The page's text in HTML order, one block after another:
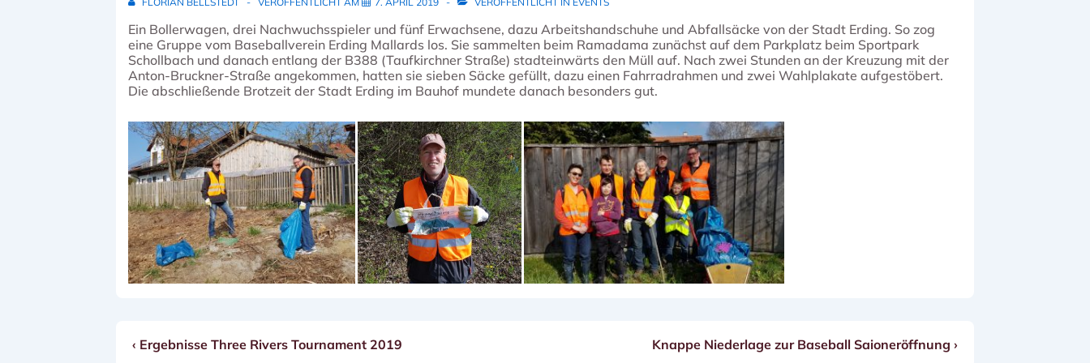
Ein Bollerwagen, drei Nachwuchsspieler und fünf Erwachsene, dazu Arbeitshandschuhe und Abfallsäcke von der Stadt Erding. So zog
eine Gruppe vom Baseballverein Erding Mallards los. Sie sammelten beim Ramadama zunächst auf dem Parkplatz beim Sportpark
Schollbach und danach entlang der B388 (Taufkirchner Straße) stadteinwärts den Müll auf. Nach zwei Stunden an der Kreuzung mit der
Anton-Bruckner-Straße angekommen, hatten sie sieben Säcke gefüllt, dazu einen Fahrradrahmen und zwei Wahlplakate aufgestöbert.
Die abschließende Brotzeit der Stadt Erding im Bauhof mundete danach besonders gut.
Beitragsnavigation
Vorheriger
‹ Ergebnisse Three Rivers Tournament 2019
Nächster
Knappe Niederlage zur Baseball Saioneröffnung ›